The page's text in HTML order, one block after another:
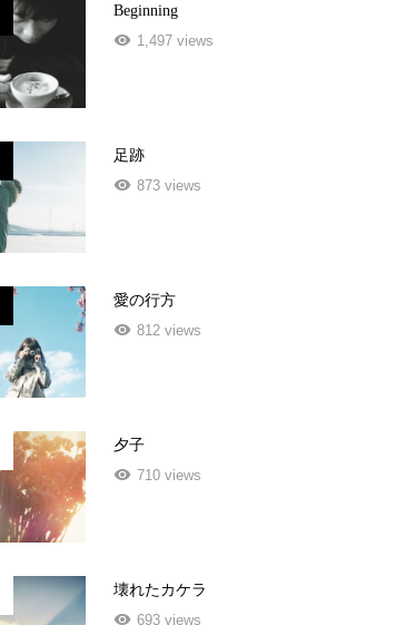
Beginning
1,497 views
足跡
873 views
愛の行方
812 views
夕子
710 views
壊れたカケラ
693 views